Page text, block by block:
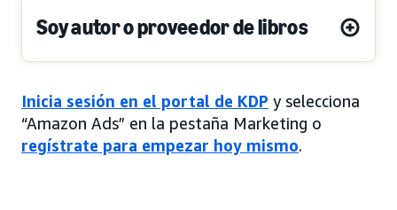
Soy autor o proveedor de libros
Inicia sesión en el portal de KDP y selecciona
“Amazon Ads” en la pestaña Marketing o
regístrate para empezar hoy mismo.